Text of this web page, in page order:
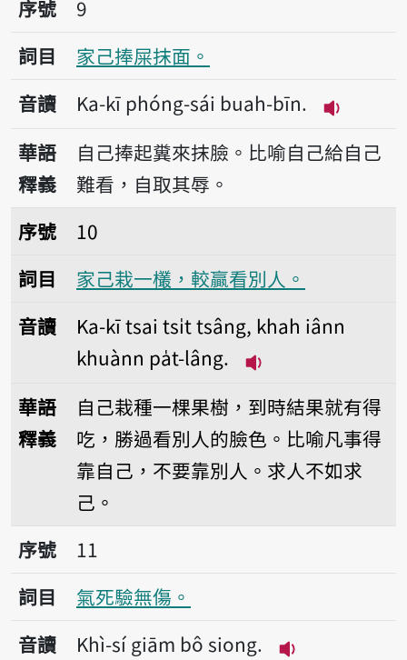
序號
9
詞目
家己捧屎抹面。
音讀
Ka-kī phóng-sái buah-bīn.
播放音
華語
釋義
自己捧起糞來抹臉。比喻自己給自己
難看，自取其辱。
序號10家己栽一欉，較贏看別人。
序號
10
詞目
家己栽一欉，較贏看別人。
音讀
Ka-kī tsai tsi̍t tsâng, khah iânn
khuànn pa̍t-lâng.
華語
釋義
自己栽種一棵果樹，到時結果就有得
吃，勝過看別人的臉色。比喻凡事得
靠自己，不要靠別人。求人不如求
己。
序號11氣死驗無傷。
序號
11
詞目
氣死驗無傷。
音讀
Khì-sí giām bô siong.